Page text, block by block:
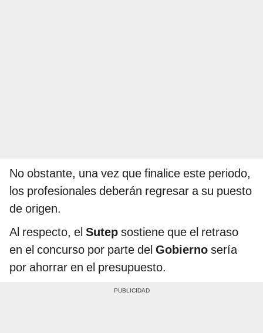
No obstante, una vez que finalice este periodo,
los profesionales deberán regresar a su puesto
de origen.
Al respecto, el Sutep sostiene que el retraso
en el concurso por parte del Gobierno sería
por ahorrar en el presupuesto.